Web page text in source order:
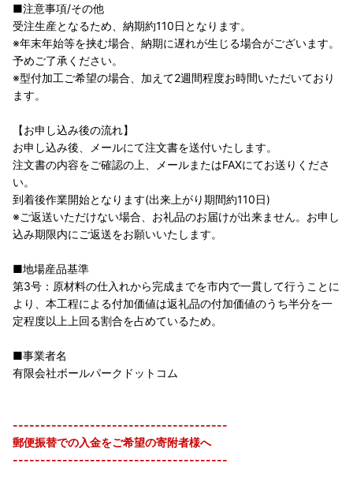
■注意事項/その他
受注生産となるため、納期約110日となります。
※年末年始等を挟む場合、納期に遅れが生じる場合がございます。
予めご了承ください。
※型付加工ご希望の場合、加えて2週間程度お時間いただいており
ます。
【お申し込み後の流れ】
お申し込み後、メールにて注文書を送付いたします。
注文書の内容をご確認の上、メールまたはFAXにてお送りくださ
い。
到着後作業開始となります(出来上がり期間約110日)
※ご返送いただけない場合、お礼品のお届けが出来ません。お申し
込み期限内にご返送をお願いいたします。
■地場産品基準
第3号：原材料の仕入れから完成までを市内で一貫して行うことに
より、本工程による付加価値は返礼品の付加価値のうち半分を一
定程度以上上回る割合を占めているため。
■事業者名
有限会社ボールパークドットコム
---------------------------------------
郵便振替での入金をご希望の寄附者様へ
---------------------------------------